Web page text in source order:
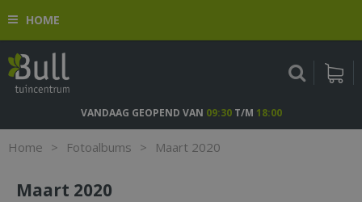
n
o
HOME
Home > Fotoalbums > Maart 2020
VANDAAG GEOPEND VAN 09:30T/M 18:00
Maart 2020